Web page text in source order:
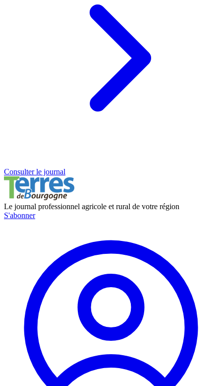
Consulter le journal
Le journal professionnel agricole et rural de votre région
S'abonner